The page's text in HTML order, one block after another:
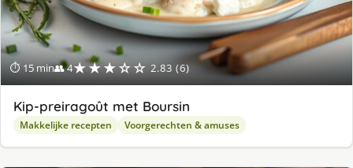
⏱ 15 min👥 4★★★☆☆ 2.83 (6)
Kip-preiragoût met Boursin
Makkelijke recepten Voorgerechten & amuses